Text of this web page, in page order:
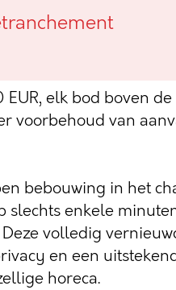
te koop in het
elk bod boven
voorbehoud van
bebouwing in het
slechts enkele
volledig
en een
horeca.